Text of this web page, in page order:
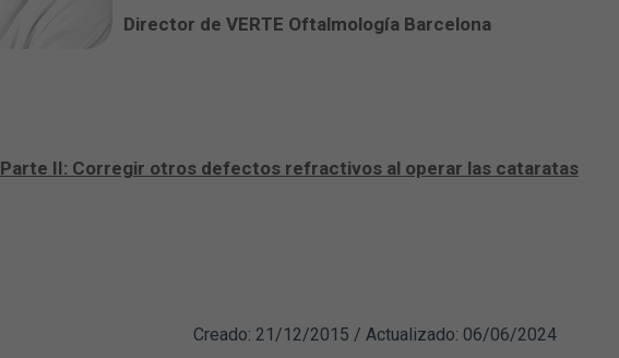
Director de VERTE Oftalmología Barcelona
Parte II: Corregir otros defectos refractivos al operar las cataratas
Creado: 21/12/2015 / Actualizado: 06/06/2024